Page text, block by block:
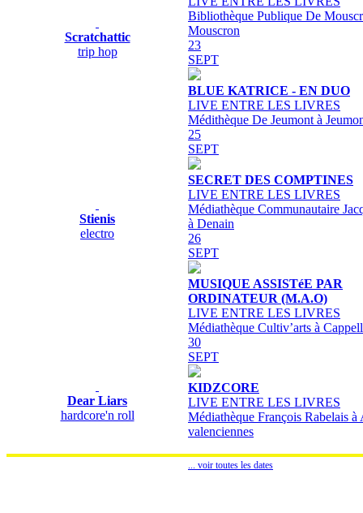
Scratchattic
trip hop
Stienis
electro
Dear Liars
hardcore'n roll
Bibliothèque Publique De
Mouscron
23
SEPT
BLUE KATRICE - EN DUO
LIVE ENTRE LES LIVRES
Médithèque De Jeumont à
25
SEPT
SECRET DES COMPTINES
LIVE ENTRE LES LIVRES
Médiathèque Communautaire
à Denain
26
SEPT
MUSIQUE ASSISTéE PAR
ORDINATEUR (M.A.O)
LIVE ENTRE LES LIVRES
Médiathèque Cultiv’arts à
30
SEPT
KIDZCORE
LIVE ENTRE LES LIVRES
Médiathèque François Rabelais
valenciennes
... voir toutes les dates